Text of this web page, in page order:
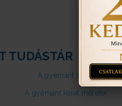
TUDÁSTÁR
A gyémánt színe
A gyémánt karát méretei